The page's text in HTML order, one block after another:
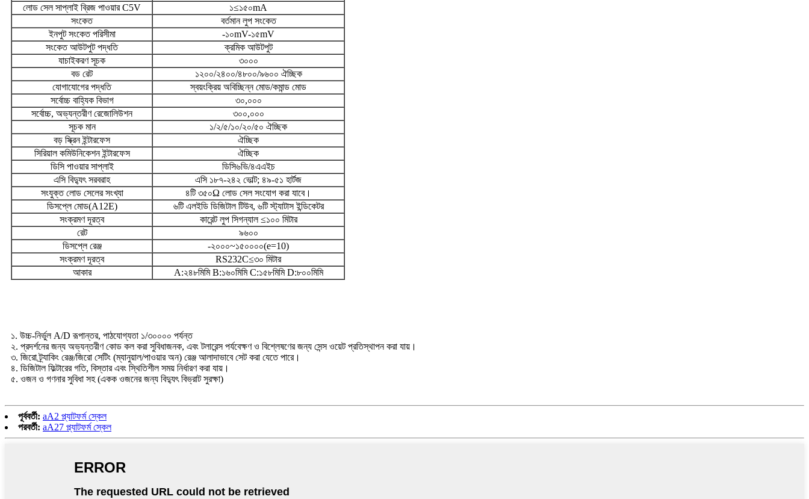
লোড সেল সাপ্লাই ব্রিজ পাওয়ার C5V
১≤১৫০mA
সংকেত
বর্তমান লুপ সংকেত
ইনপুট সংকেত পরিসীমা
-১০mV-১৫mV
সংকেত আউটপুট পদ্ধতি
ক্রমিক আউটপুট
যাচাইকরণ সূচক
৩০০০
বড রেট
১২০০/২৪০০/৪৮০০/৯৬০০ ঐচ্ছিক
যোগাযোগের পদ্ধতি
স্বয়ংক্রিয় অবিচ্ছিন্ন মোড/কমান্ড মোড
সর্বোচ্চ বাহ্যিক বিভাগ
৩০,০০০
সর্বোচ্চ, অভ্যন্তরীণ রেজোলিউশন
৩০০,০০০
সূচক মান
১/২/৫/১০/২০/৫০ ঐচ্ছিক
বড় স্ক্রিন ইন্টারফেস
ঐচ্ছিক
সিরিয়াল কমিউনিকেশন ইন্টারফেস
ঐচ্ছিক
ডিসি পাওয়ার সাপ্লাই
ডিসি৬ভি/৪এএইচ
এসি বিদ্যুৎ সরবরাহ
এসি ১৮৭-২৪২ ভোল্ট; ৪৯-৫১ হার্টজ
সংযুক্ত লোড সেলের সংখ্যা
৪টি ৩৫০Ω লোড সেল সংযোগ করা যাবে।
ডিসপ্লে মোড(A12E)
৬টি এলইডি ডিজিটাল টিউব, ৬টি স্ট্যাটাস ইন্ডিকেটর
সংক্রমণ দূরত্ব
কারেন্ট লুপ সিগন্যাল ≤১০০ মিটার
রেট
৯৬০০
ডিসপ্লে রেঞ্জ
-২০০০~১৫০০০০(e=10)
সংক্রমণ দূরত্ব
RS232C≤৩০ মিটার
আকার
A:২৪৮মিমি B:১৬০মিমি C:১৫৮মিমি D:৮০০মিমি
১. উচ্চ-নির্ভুল A/D রূপান্তর, পাঠযোগ্যতা ১/৩০০০০ পর্যন্ত
২. প্রদর্শনের জন্য অভ্যন্তরীণ কোড কল করা সুবিধাজনক, এবং টলারেন্স পর্যবেক্ষণ ও বিশ্লেষণের জন্য সেন্স ওয়েট প্রতিস্থাপন করা যায়।
৩. জিরো ট্র্যাকিং রেঞ্জ/জিরো সেটিং (ম্যানুয়াল/পাওয়ার অন) রেঞ্জ আলাদাভাবে সেট করা যেতে পারে।
৪. ডিজিটাল ফিল্টারের গতি, বিস্তার এবং স্থিতিশীল সময় নির্ধারণ করা যায়।
৫. ওজন ও গণনার সুবিধা সহ (একক ওজনের জন্য বিদ্যুৎ বিভ্রাট সুরক্ষা)
পূর্ববর্তী: aA2 প্ল্যাটফর্ম স্কেল
পরবর্তী: aA27 প্ল্যাটফর্ম স্কেল